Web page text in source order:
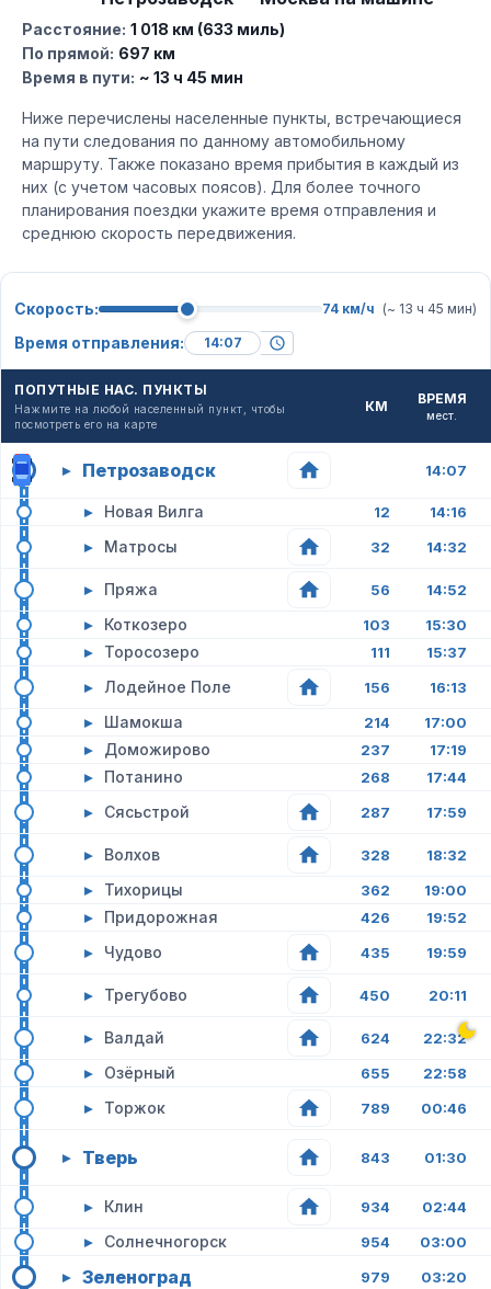
Расстояние: 1 018 км (633 миль)
По прямой: 697 км
Время в пути: ~ 13 ч 45 мин
Ниже перечислены населенные пункты, встречающиеся
на пути следования по данному автомобильному
маршруту. Также показано время прибытия в каждый из
них (с учетом часовых поясов). Для более точного
планирования поездки укажите время отправления и
среднюю скорость передвижения.
Скорость: 74 км/ч (~ 13 ч 45 мин)
Время отправления:
ПОПУТНЫЕ НАС. ПУНКТЫ
Нажмите на любой населенный пункт, чтобы
посмотреть его на карте
КМ ВРЕМЯ
мест.
▸ Петрозаводск 14:07
▸ Новая Вилга 12 14:16
▸ Матросы 32 14:32
▸ Пряжа 56 14:52
▸ Коткозеро 103 15:30
▸ Торосозеро 111 15:37
▸ Лодейное Поле 156 16:13
▸ Шамокша 214 17:00
▸ Доможирово 237 17:19
▸ Потанино 268 17:44
▸ Сясьстрой 287 17:59
▸ Волхов 328 18:32
▸ Тихорицы 362 19:00
▸ Придорожная 426 19:52
▸ Чудово 435 19:59
▸ Трегубово 450 20:11
▸ Валдай 624 22:32
▸ Озёрный 655 22:58
▸ Торжок 789 00:46
▸ Тверь 843 01:30
▸ Клин 934 02:44
▸ Солнечногорск 954 03:00
▸ Зеленоград 979 03:20